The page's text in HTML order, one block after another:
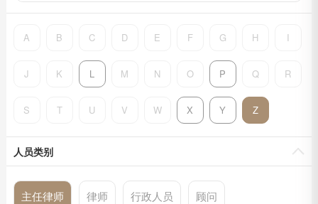
A B C D E F G H I
J K L M N O P Q R
S T U V W X Y Z
人员类别
主任律师 律师 行政人员 顾问